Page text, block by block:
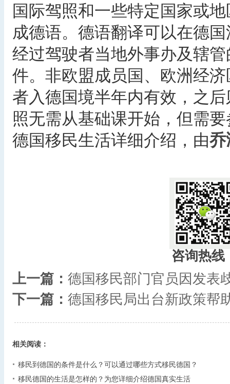
国际驾照和一些特定国家或
成德语。德语翻译可以在德
经过驾驶者当地外事办及辖
件。非欧盟成员国、欧洲经
者入德国境半年内有效，之
照无需从基础课开始，但需
德国移民生活详细介绍，由
咨询热线
上一篇： 德国移民部门官员因发表
下一篇： 德国移民局出台新政策帮
相关阅读：
移民到德国的条件是什么？可以通过哪些方式移民德国？
移民德国的生活是怎样的？为您详细介绍德国真实生活